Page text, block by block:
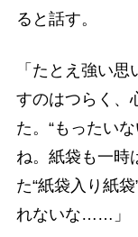
ると話す。
「たとえ強い
すのはつらく、
た。“もったい
ね。紙袋も一時
た“紙袋入り紙
れないな……」